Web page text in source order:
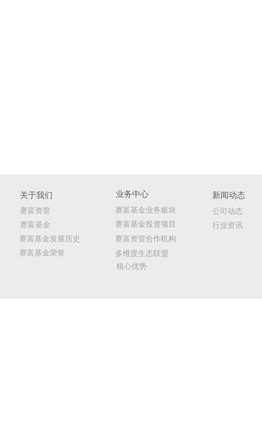
关于我们 新闻动态
业务中心
赛富基金业务板块
赛富基金荣誉
赛富基金发展历史
核心优势
赛富基金 行业资讯
赛富资管
多维度生态联盟
赛富基金投资项目
公司动态
赛富资管合作机构